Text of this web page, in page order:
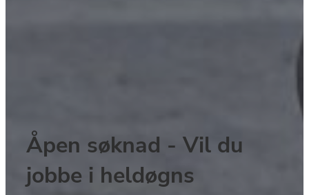
Åpen søknad - Vil du
jobbe i heldøgns